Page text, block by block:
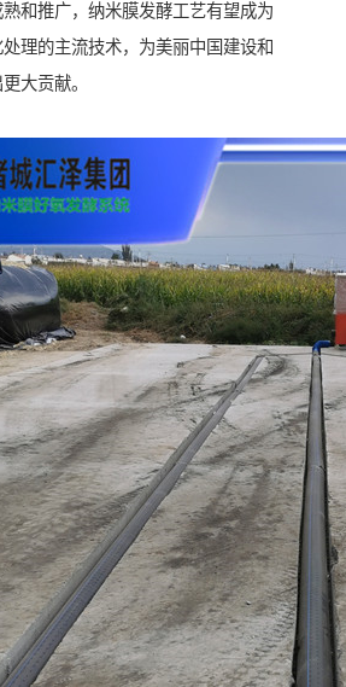
和推广，纳米膜发酵工艺有望成为
理的主流技术，为美丽中国建设和
大贡献。